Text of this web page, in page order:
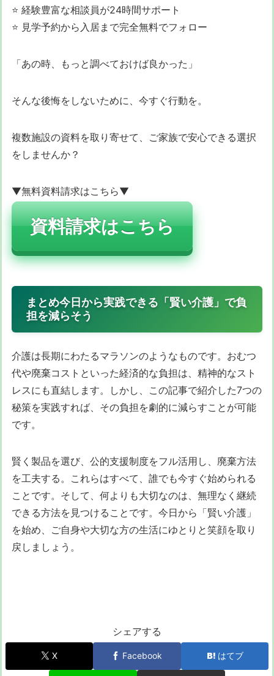
⭐ 経験豊富な相談員が24時間サポート
⭐ 見学予約から入居まで完全無料でフォロー
「あの時、もっと調べておけば良かった」
そんな後悔をしないために、今すぐ行動を。
複数施設の資料を取り寄せて、ご家族で安心できる選択
をしませんか？
▼無料資料請求はこちら▼
資料請求はこちら
まとめ今日から実践できる「賢い介護」で負
担を減らそう
介護は長期にわたるマラソンのようなものです。おむつ
代や廃棄コストといった経済的な負担は、精神的なスト
レスにも直結します。しかし、この記事で紹介した7つの
秘策を実践すれば、その負担を劇的に減らすことが可能
です。
賢く製品を選び、公的支援制度をフル活用し、廃棄方法
を工夫する。これらはすべて、誰でも今すぐ始められる
ことです。そして、何よりも大切なのは、無理なく継続
できる方法を見つけることです。今日から「賢い介護」
を始め、ご自身や大切な方の生活にゆとりと笑顔を取り
戻しましょう。
シェアする
X Facebook はてブ